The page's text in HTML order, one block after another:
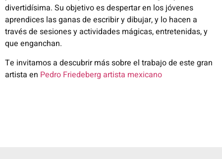
divertidísima. Su objetivo es despertar en los jóvenes
aprendices las ganas de escribir y dibujar, y lo hacen a
través de sesiones y actividades mágicas, entretenidas, y
que enganchan.
Te invitamos a descubrir más sobre el trabajo de este gran
artista en Pedro Friedeberg artista mexicano